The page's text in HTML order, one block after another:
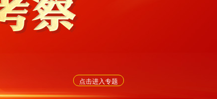
点击进入专题